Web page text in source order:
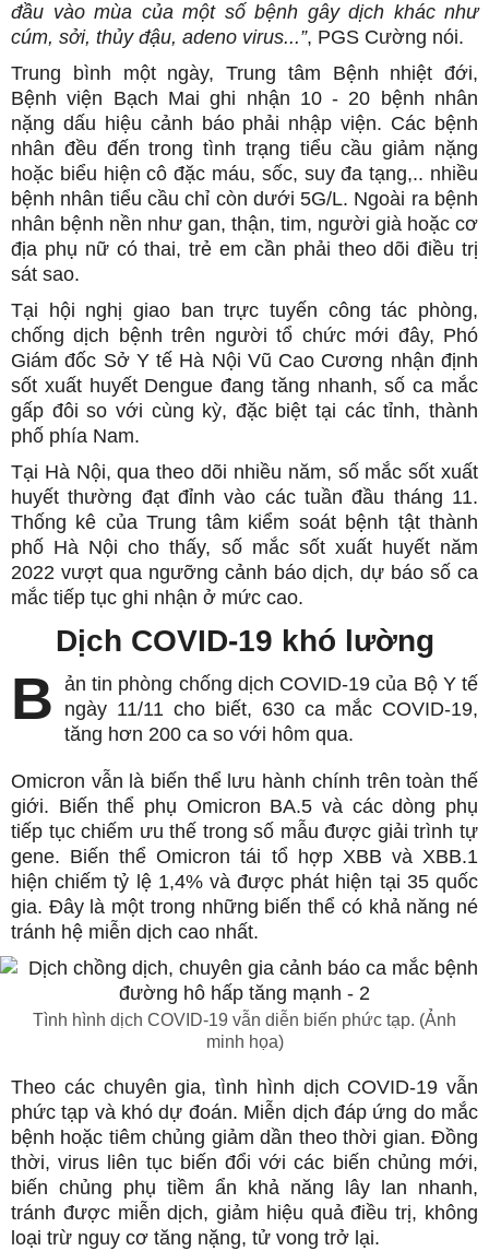
đầu vào mùa của một số bệnh gây dịch khác như
cúm, sởi, thủy đậu, adeno virus...”, PGS Cường nói.
Trung bình một ngày, Trung tâm Bệnh nhiệt đới,
Bệnh viện Bạch Mai ghi nhận 10 - 20 bệnh nhân
nặng dấu hiệu cảnh báo phải nhập viện. Các bệnh
nhân đều đến trong tình trạng tiểu cầu giảm nặng
hoặc biểu hiện cô đặc máu, sốc, suy đa tạng,.. nhiều
bệnh nhân tiểu cầu chỉ còn dưới 5G/L. Ngoài ra bệnh
nhân bệnh nền như gan, thận, tim, người già hoặc cơ
địa phụ nữ có thai, trẻ em cần phải theo dõi điều trị
sát sao.
Tại hội nghị giao ban trực tuyến công tác phòng,
chống dịch bệnh trên người tổ chức mới đây, Phó
Giám đốc Sở Y tế Hà Nội Vũ Cao Cương nhận định
sốt xuất huyết Dengue đang tăng nhanh, số ca mắc
gấp đôi so với cùng kỳ, đặc biệt tại các tỉnh, thành
phố phía Nam.
Tại Hà Nội, qua theo dõi nhiều năm, số mắc sốt xuất
huyết thường đạt đỉnh vào các tuần đầu tháng 11.
Thống kê của Trung tâm kiểm soát bệnh tật thành
phố Hà Nội cho thấy, số mắc sốt xuất huyết năm
2022 vượt qua ngưỡng cảnh báo dịch, dự báo số ca
mắc tiếp tục ghi nhận ở mức cao.
Dịch COVID-19 khó lường
B ản tin phòng chống dịch COVID-19 của Bộ Y tế
ngày 11/11 cho biết, 630 ca mắc COVID-19,
tăng hơn 200 ca so với hôm qua.
Omicron vẫn là biến thể lưu hành chính trên toàn thế
giới. Biến thể phụ Omicron BA.5 và các dòng phụ
tiếp tục chiếm ưu thế trong số mẫu được giải trình tự
gene. Biến thể Omicron tái tổ hợp XBB và XBB.1
hiện chiếm tỷ lệ 1,4% và được phát hiện tại 35 quốc
gia. Đây là một trong những biến thể có khả năng né
tránh hệ miễn dịch cao nhất.
Tình hình dịch COVID-19 vẫn diễn biến phức tạp. (Ảnh
minh họa)
Theo các chuyên gia, tình hình dịch COVID-19 vẫn
phức tạp và khó dự đoán. Miễn dịch đáp ứng do mắc
bệnh hoặc tiêm chủng giảm dần theo thời gian. Đồng
thời, virus liên tục biến đổi với các biến chủng mới,
biến chủng phụ tiềm ẩn khả năng lây lan nhanh,
tránh được miễn dịch, giảm hiệu quả điều trị, không
loại trừ nguy cơ tăng nặng, tử vong trở lại.